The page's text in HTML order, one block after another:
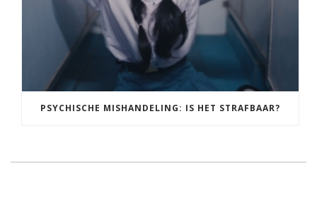
PSYCHISCHE MISHANDELING: IS HET STRAFBAAR?